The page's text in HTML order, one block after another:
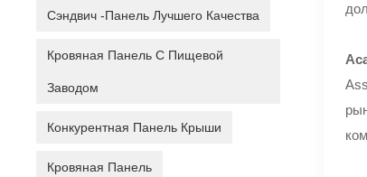
Сэндвич -панель Лучшего Качества
Кровяная Панель С Пищевой
Заводом
Конкурентная Панель Крыши
Кровяная Панель